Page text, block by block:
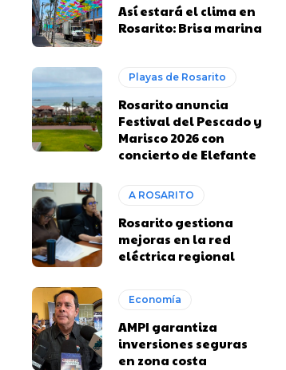
Así estará el clima en
Rosarito: Brisa marina
Playas de Rosarito
Rosarito anuncia
Festival del Pescado y
Marisco 2026 con
concierto de Elefante
A ROSARITO
Rosarito gestiona
mejoras en la red
eléctrica regional
Economía
AMPI garantiza
inversiones seguras
en zona costa